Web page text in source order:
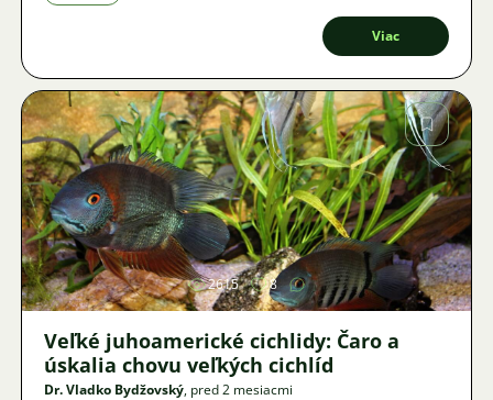
Viac
Obrázok
2615 8
Veľké juhoamerické cichlidy: Čaro a
úskalia chovu veľkých cichlíd
Dr. Vladko Bydžovský, pred 2 mesiacmi